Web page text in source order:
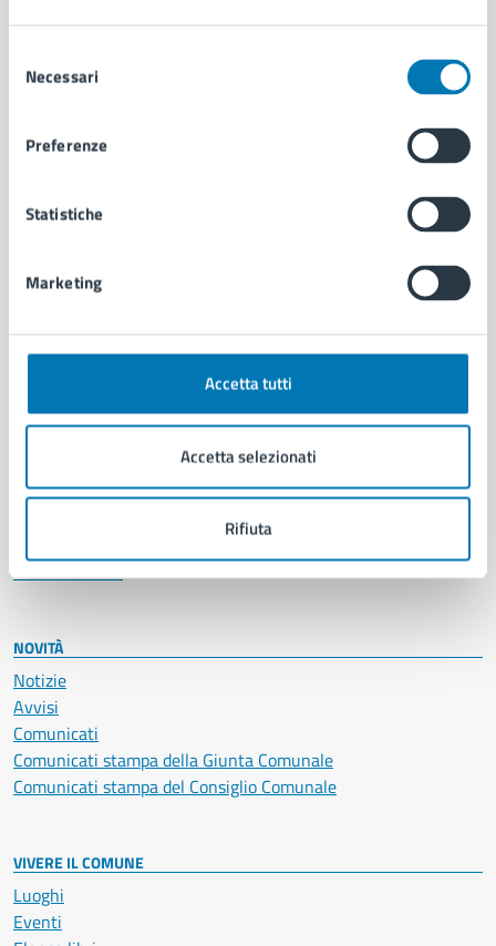
delNecessari
Preferenze
Statistiche
Marketing
Accetta tutti
Accetta selezionati
Rifiuta
Uffici
Enti e fondazioni
Personale amministrativo
CATEGORIE DI SERVIZIO
Autorizzazioni
Documenti e certificati
Giustizia e sicurezza pubblica
Imprese e commercio
Salute, benessere e assistenza
Vita lavorativa
NOVITÀ
Notizie
Avvisi
Comunicati
Comunicati stampa della Giunta Comunale
Comunicati stampa del Consiglio Comunale
VIVERE IL COMUNE
Luoghi
Eventi